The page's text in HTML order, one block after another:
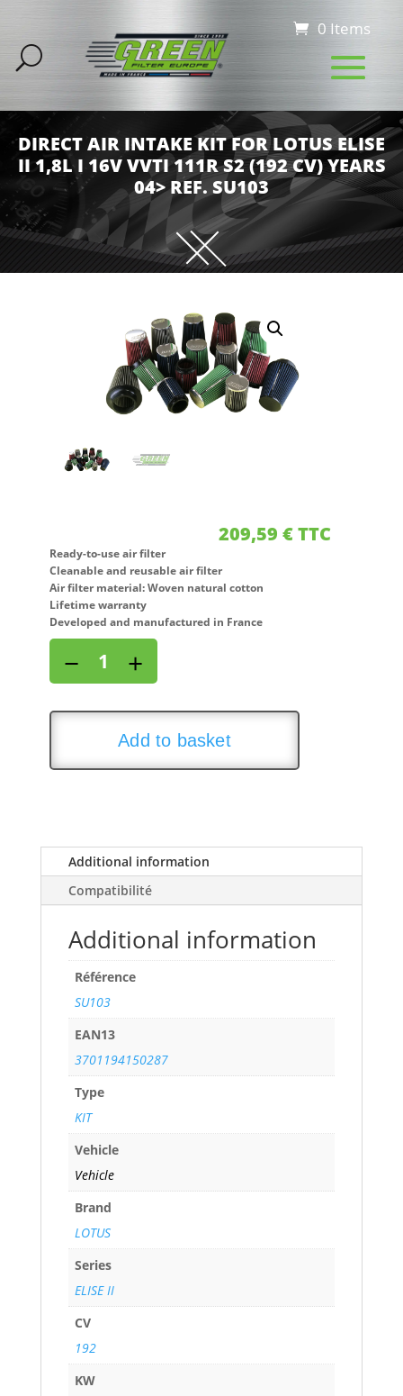
0 Items
DIRECT AIR INTAKE KIT FOR LOTUS ELISE
II 1,8L I 16V VVTI 111R S2 (192 CV) YEARS
04> REF. SU103
209,59€TTC
Ready-to-use air filter
Cleanable and reusable air filter
Air filter material: Woven natural cotton
Lifetime warranty
Developed and manufactured in France
air
intake
kit
ELISE
16V
VVTi
111R
(192
cv)
years
04>
ref.
SU103
quantity
− +
Add to basket
Additional information
Compatibilité
Additional information
Référence
SU103
EAN13
3701194150287
Type
KIT
Vehicle
Vehicle
Brand
LOTUS
Series
ELISE II
CV
192
KW